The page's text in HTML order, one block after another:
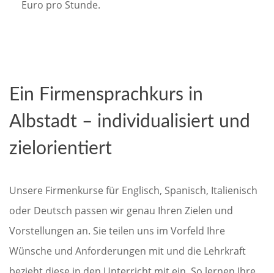
Euro pro Stunde.
Ein Firmensprachkurs in
Albstadt – individualisiert und
zielorientiert
Unsere Firmenkurse für Englisch, Spanisch, Italienisch
oder Deutsch passen wir genau Ihren Zielen und
Vorstellungen an. Sie teilen uns im Vorfeld Ihre
Wünsche und Anforderungen mit und die Lehrkraft